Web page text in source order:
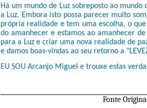
Há um mundo de Luz sobreposto ao
a Luz. Embora isto possa parecer muito
própria realidade e tem uma escolha, o
do amanhecer e estamos ao amanhecer
para a Luz e criar uma nova realidade de
e damos boas-vindas ao seu retorno a
EU SOU Arcanjo Miguel e trouxe estas
Fonte